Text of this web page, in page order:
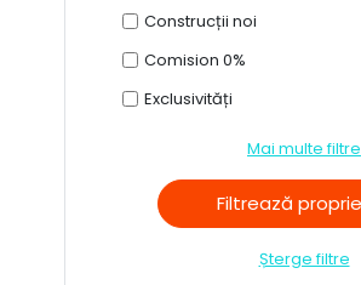
Construcții noi
Comision 0%
Exclusivități
Mai multe filtre
Șterge filtre